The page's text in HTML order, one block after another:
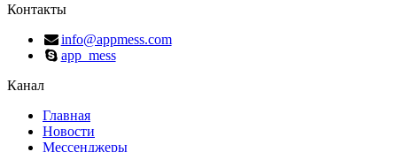
Контакты
info@appmess.com
app_mess
Канал
Главная
Новости
Мессенджеры